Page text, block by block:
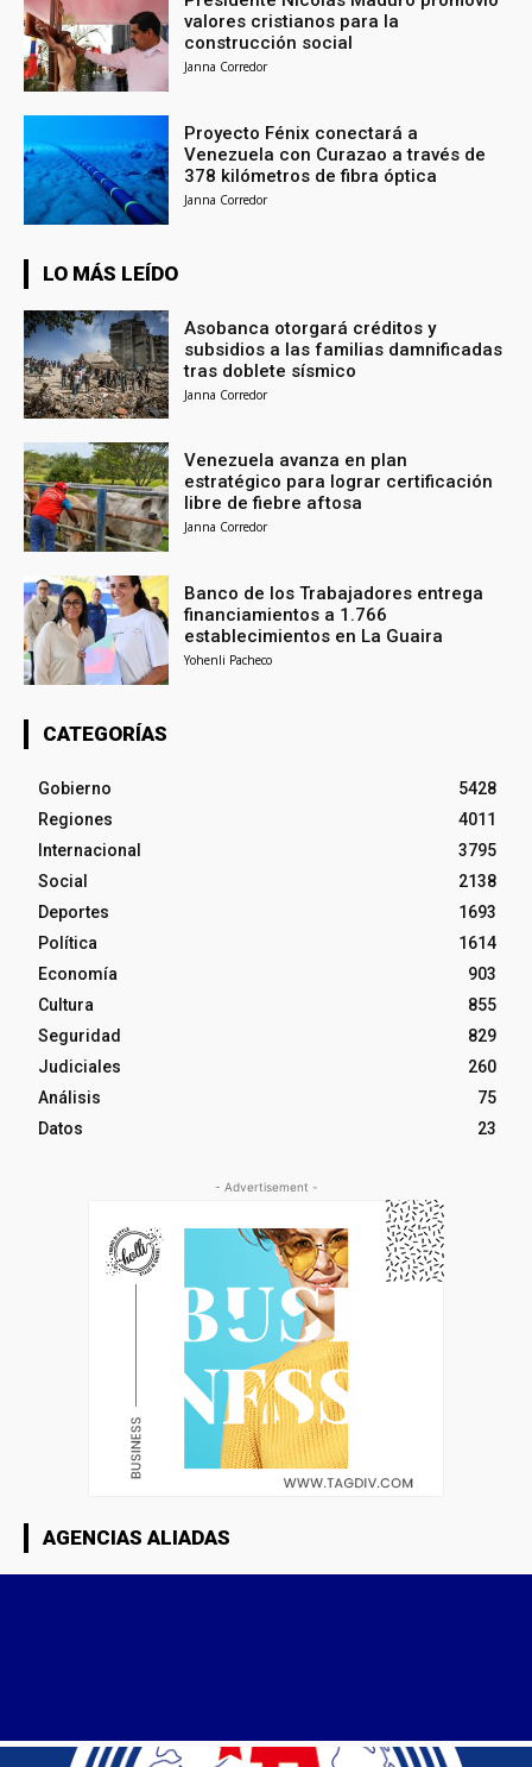
valores cristianos para la
construcción social
Janna Corredor
Proyecto Fénix conectará a
Venezuela con Curazao a través de
378 kilómetros de fibra óptica
Janna Corredor
LO MÁS LEÍDO
Asobanca otorgará créditos y
subsidios a las familias damnificadas
tras doblete sísmico
Janna Corredor
Venezuela avanza en plan
estratégico para lograr certificación
libre de fiebre aftosa
Janna Corredor
Banco de los Trabajadores entrega
financiamientos a 1.766
establecimientos en La Guaira
Yohenli Pacheco
CATEGORÍAS
Gobierno
5428
Regiones
4011
Internacional
3795
Social
2138
Deportes
1693
Política
1614
Economía
903
Cultura
855
Seguridad
829
Judiciales
260
Análisis
75
Datos
23
- Advertisement -
AGENCIAS ALIADAS